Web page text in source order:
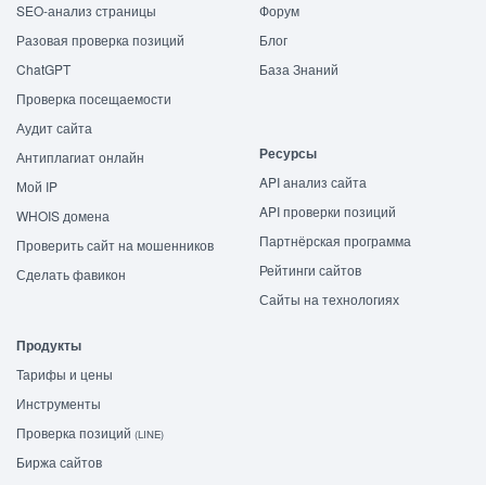
SEO-анализ страницы
Разовая проверка позиций
ChatGPT
Проверка посещаемости
Аудит сайта
Антиплагиат онлайн
Мой IP
WHOIS домена
Проверить сайт на мошенников
Сделать фавикон
Форум
Блог
База Знаний
Ресурсы
API анализ сайта
API проверки позиций
Партнёрская программа
Рейтинги сайтов
Сайты на технологиях
Продукты
Тарифы и цены
Инструменты
Проверка позиций (LINE)
Биржа сайтов